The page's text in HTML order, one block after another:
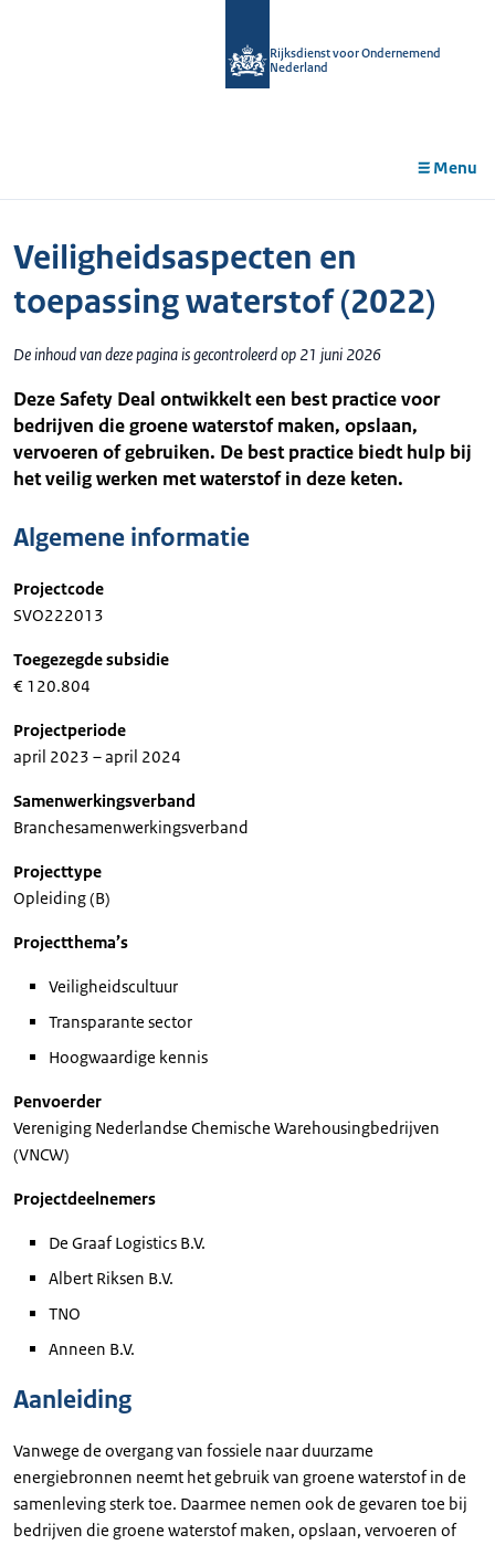
Rijksdienst voor Ondernemend
Nederland
Menu
Veiligheidsaspecten en
toepassing waterstof (2022)
De inhoud van deze pagina is gecontroleerd op 21 juni 2026
Deze Safety Deal ontwikkelt een best practice voor
bedrijven die groene waterstof maken, opslaan,
vervoeren of gebruiken. De best practice biedt hulp bij
het veilig werken met waterstof in deze keten.
Algemene informatie
Projectcode
SVO222013
Toegezegde subsidie
€ 120.804
Projectperiode
april 2023 – april 2024
Samenwerkingsverband
Branchesamenwerkingsverband
Projecttype
Opleiding (B)
Projectthema’s
Veiligheidscultuur
Transparante sector
Hoogwaardige kennis
Penvoerder
Vereniging Nederlandse Chemische Warehousingbedrijven
(VNCW)
Projectdeelnemers
De Graaf Logistics B.V.
Albert Riksen B.V.
TNO
Anneen B.V.
Aanleiding
Vanwege de overgang van fossiele naar duurzame
energiebronnen neemt het gebruik van groene waterstof in de
samenleving sterk toe. Daarmee nemen ook de gevaren toe bij
bedrijven die groene waterstof maken, opslaan, vervoeren of